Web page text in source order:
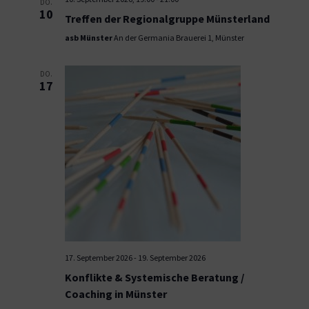
DO.
10 Treffen der Regionalgruppe Münsterland
asb MünsterAn der Germania Brauerei 1, Münster
DO.
17
17. September 2026- 19. September 2026
Konflikte & Systemische Beratung /
Coaching in Münster